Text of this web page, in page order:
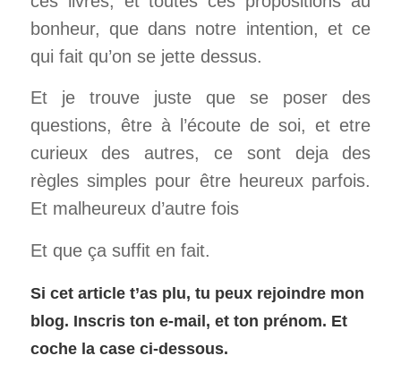
bonheur, que dans notre intention, et ce
qui fait qu’on se jette dessus.
Et je trouve juste que se poser des
questions, être à l’écoute de soi, et etre
curieux des autres, ce sont deja des
règles simples pour être heureux parfois.
Et malheureux d’autre fois
Et que ça suffit en fait.
Si cet article t’as plu, tu peux rejoindre mon
blog. Inscris ton e-mail, et ton prénom. Et
coche la case ci-dessous.